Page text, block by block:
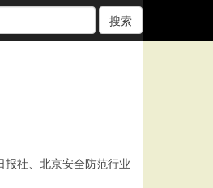
搜索
社、北京安全防范行业